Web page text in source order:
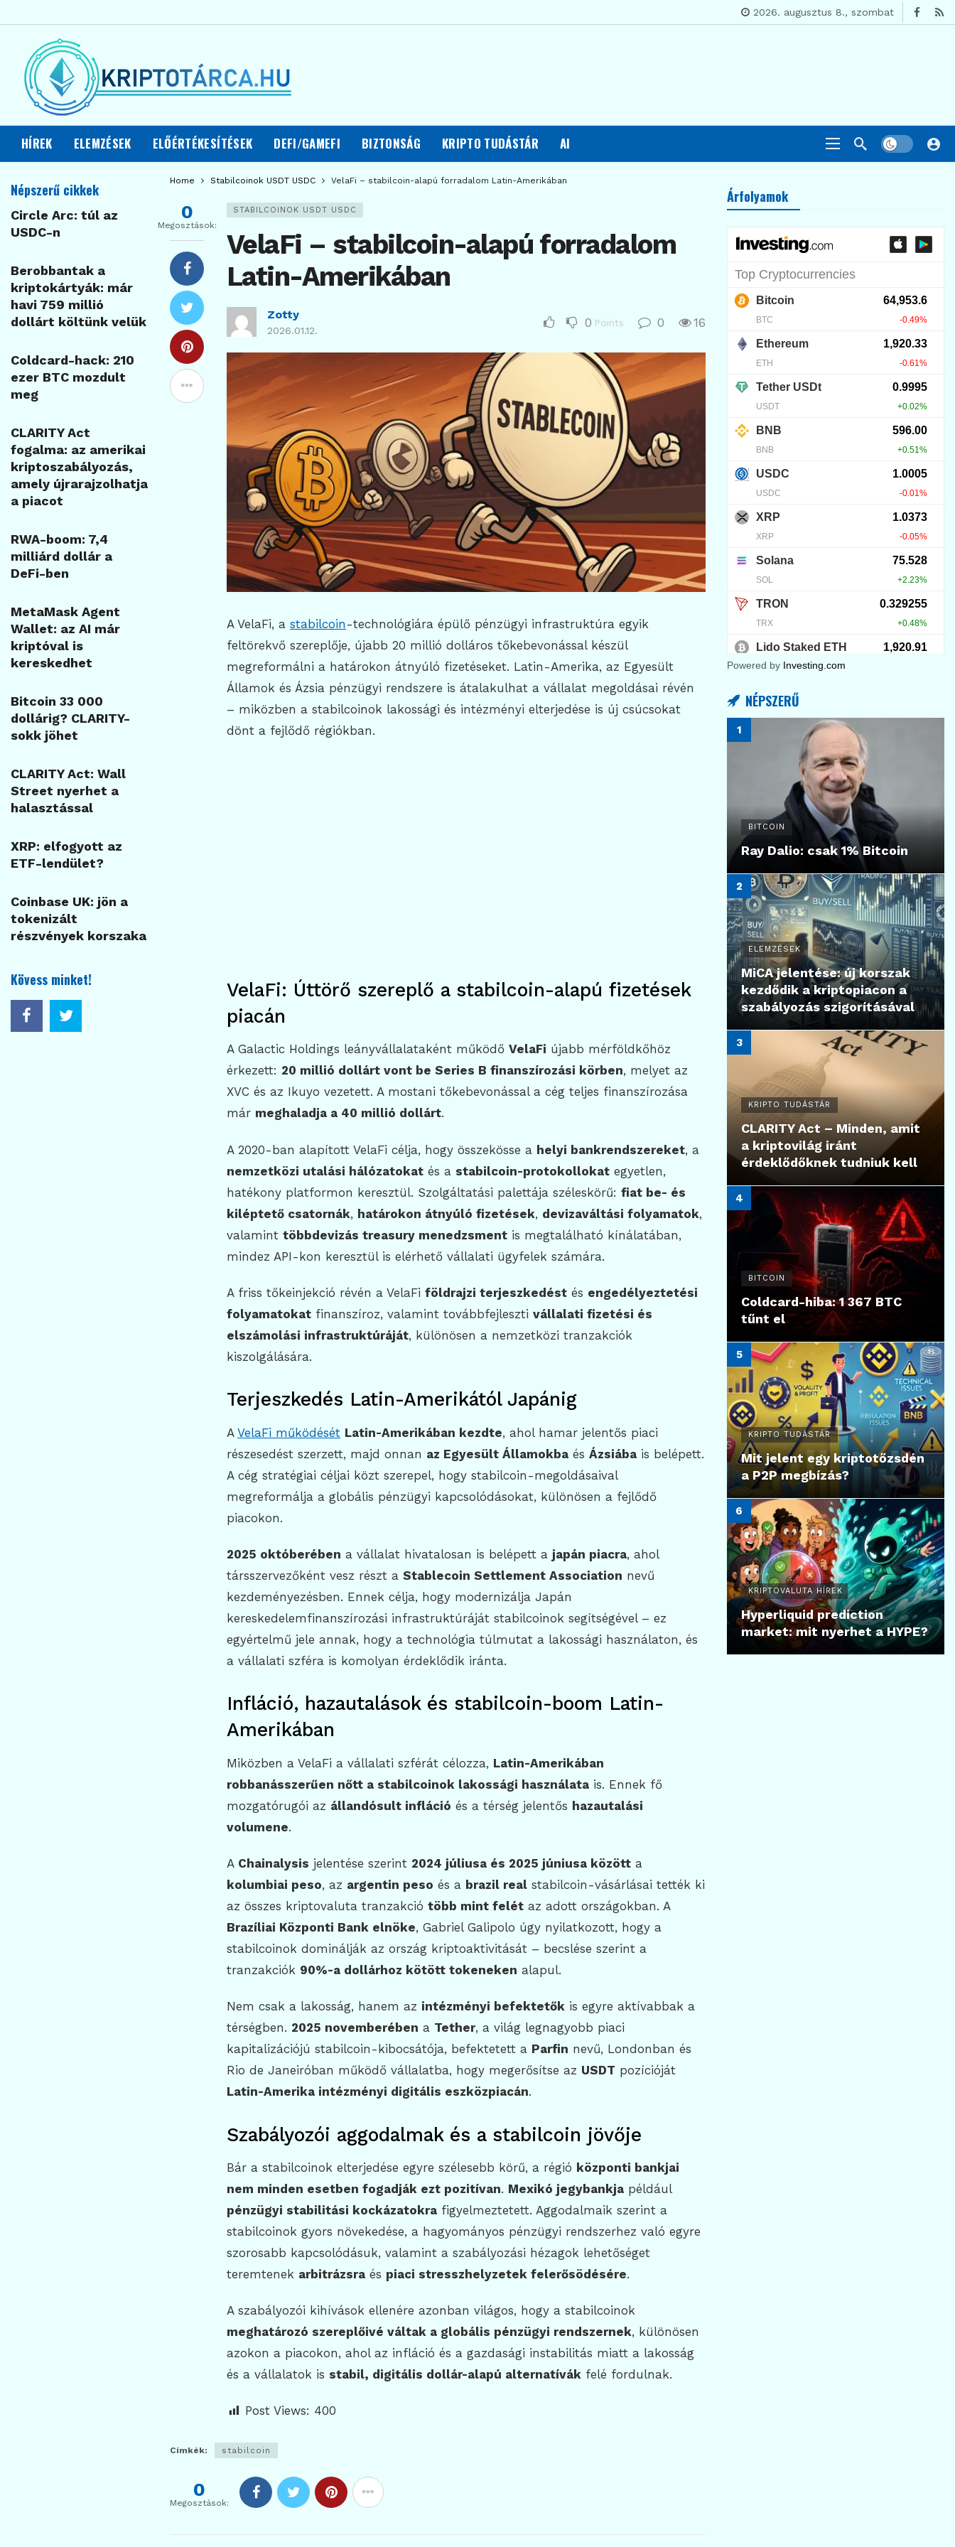
2026. augusztus 8., szombat
HÍREK ELEMZÉSEK ELŐÉRTÉKESÍTÉSEK DEFI/GAMEFI BIZTONSÁG KRIPTO TUDÁSTÁR AI
Home Stabilcoinok USDT USDC VelaFi – stabilcoin-alapú forradalom Latin-Amerikában
STABILCOINOK USDT USDC
VelaFi – stabilcoin-alapú forradalom
Latin-Amerikában
Zotty
2026.01.12.
0 Points 0 16
0
Megosztások:
A VelaFi, a stabilcoin -technológiára épülő pénzügyi infrastruktúra egyik
feltörekvő szereplője, újabb 20 millió dolláros tőkebevonással készül
megreformálni a határokon átnyúló fizetéseket. Latin-Amerika, az Egyesült
Államok és Ázsia pénzügyi rendszere is átalakulhat a vállalat megoldásai révén
– miközben a stabilcoinok lakossági és intézményi elterjedése is új csúcsokat
dönt a fejlődő régiókban.
VelaFi: Úttörő szereplő a stabilcoin-alapú fizetések
piacán
A Galactic Holdings leányvállalataként működő VelaFi újabb mérföldkőhöz
érkezett: 20 millió dollárt vont be Series B finanszírozási körben, melyet az
XVC és az Ikuyo vezetett. A mostani tőkebevonással a cég teljes finanszírozása
már meghaladja a 40 millió dollárt.
A 2020-ban alapított VelaFi célja, hogy összekösse a helyi bankrendszereket, a
nemzetközi utalási hálózatokat és a stabilcoin-protokollokat egyetlen,
hatékony platformon keresztül. Szolgáltatási palettája széleskörű: fiat be- és
kiléptető csatornák, határokon átnyúló fizetések, devizaváltási folyamatok,
valamint többdevizás treasury menedzsment is megtalálható kínálatában,
mindez API-kon keresztül is elérhető vállalati ügyfelek számára.
A friss tőkeinjekció révén a VelaFi földrajzi terjeszkedést és engedélyeztetési
folyamatokat finanszíroz, valamint továbbfejleszti vállalati fizetési és
elszámolási infrastruktúráját, különösen a nemzetközi tranzakciók
kiszolgálására.
Terjeszkedés Latin-Amerikától Japánig
A VelaFi működését Latin-Amerikában kezdte, ahol hamar jelentős piaci
részesedést szerzett, majd onnan az Egyesült Államokba és Ázsiába is belépett.
A cég stratégiai céljai közt szerepel, hogy stabilcoin-megoldásaival
megreformálja a globális pénzügyi kapcsolódásokat, különösen a fejlődő
piacokon.
2025 októberében a vállalat hivatalosan is belépett a japán piacra, ahol
társszervezőként vesz részt a Stablecoin Settlement Association nevű
kezdeményezésben. Ennek célja, hogy modernizálja Japán
kereskedelemfinanszírozási infrastruktúráját stabilcoinok segítségével – ez
egyértelmű jele annak, hogy a technológia túlmutat a lakossági használaton, és
a vállalati szféra is komolyan érdeklődik iránta.
Infláció, hazautalások és stabilcoin-boom Latin-
Amerikában
Miközben a VelaFi a vállalati szférát célozza, Latin-Amerikában
robbanásszerűen nőtt a stabilcoinok lakossági használata is. Ennek fő
mozgatórugói az állandósult infláció és a térség jelentős hazautalási
volumene.
A Chainalysis jelentése szerint 2024 júliusa és 2025 júniusa között a
kolumbiai peso, az argentin peso és a brazil real stabilcoin-vásárlásai tették ki
az összes kriptovaluta tranzakció több mint felét az adott országokban. A
Brazíliai Központi Bank elnöke, Gabriel Galipolo úgy nyilatkozott, hogy a
stabilcoinok dominálják az ország kriptoaktivitását – becslése szerint a
tranzakciók 90%-a dollárhoz kötött tokeneken alapul.
Nem csak a lakosság, hanem az intézményi befektetők is egyre aktívabbak a
térségben. 2025 novemberében a Tether, a világ legnagyobb piaci
kapitalizációjú stabilcoin-kibocsátója, befektetett a Parfin nevű, Londonban és
Rio de Janeiróban működő vállalatba, hogy megerősítse az USDT pozícióját
Latin-Amerika intézményi digitális eszközpiacán.
Szabályozói aggodalmak és a stabilcoin jövője
Bár a stabilcoinok elterjedése egyre szélesebb körű, a régió központi bankjai
nem minden esetben fogadják ezt pozitívan. Mexikó jegybankja például
pénzügyi stabilitási kockázatokra figyelmeztetett. Aggodalmaik szerint a
stabilcoinok gyors növekedése, a hagyományos pénzügyi rendszerhez való egyre
szorosabb kapcsolódásuk, valamint a szabályozási hézagok lehetőséget
teremtenek arbitrázsra és piaci stresszhelyzetek felerősödésére.
A szabályozói kihívások ellenére azonban világos, hogy a stabilcoinok
meghatározó szereplőivé váltak a globális pénzügyi rendszernek, különösen
azokon a piacokon, ahol az infláció és a gazdasági instabilitás miatt a lakosság
és a vállalatok is stabil, digitális dollár-alapú alternatívák felé fordulnak.
Post Views: 400
Címkék: stabilcoin
0
Megosztások:
Árfolyamok
Powered by Investing.com
NÉPSZERŰ
BITCOIN
Ray Dalio: csak 1% Bitcoin
ELEMZÉSEK
MiCA jelentése: új korszak
kezdődik a kriptopiacon a
szabályozás szigorításával
KRIPTO TUDÁSTÁR
CLARITY Act – Minden, amit
a kriptovilág iránt
érdeklődőknek tudniuk kell
BITCOIN
Coldcard-hiba: 1 367 BTC
tűnt el
KRIPTO TUDÁSTÁR
Mit jelent egy kriptotőzsdén
a P2P megbízás?
KRIPTOVALUTA HÍREK
Hyperliquid prediction
market: mit nyerhet a HYPE?
Népszerű cikkek
Circle Arc: túl az
USDC-n
Berobbantak a
kriptokártyák: már
havi 759 millió
dollárt költünk velük
Coldcard-hack: 210
ezer BTC mozdult
meg
CLARITY Act
fogalma: az amerikai
kriptoszabályozás,
amely újrarajzolhatja
a piacot
RWA-boom: 7,4
milliárd dollár a
DeFi-ben
MetaMask Agent
Wallet: az AI már
kriptóval is
kereskedhet
Bitcoin 33 000
dollárig? CLARITY-
sokk jöhet
CLARITY Act: Wall
Street nyerhet a
halasztással
XRP: elfogyott az
ETF-lendület?
Coinbase UK: jön a
tokenizált
részvények korszaka
Kövess minket!